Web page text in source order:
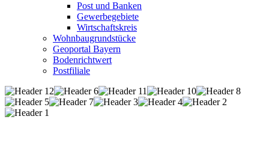
Post und Banken
Gewerbegebiete
Wirtschaftskreis
Wohnbaugrundstücke
Geoportal Bayern
Bodenrichtwert
Postfiliale